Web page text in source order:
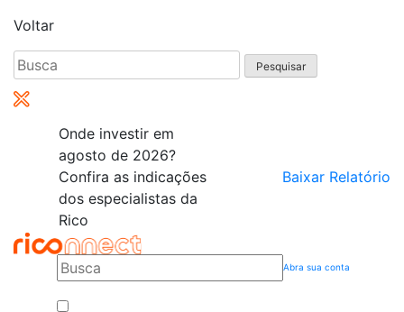
Voltar
Pesquisar
por:
Onde investir em
agosto de 2026?
Confira as indicações
dos especialistas da
Rico
Baixar Relatório
Abra sua conta